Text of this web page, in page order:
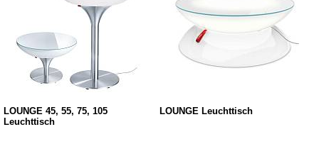
LOUNGE 45, 55, 75, 105
Leuchttisch
LOUNGE Leuchttisch